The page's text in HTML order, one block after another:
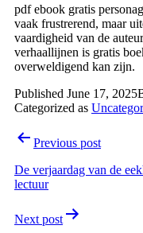
pdf ebook gratis
vaak frustrerend, maar
vaardigheid van de
verhaallijnen is gratis
overweldigend kan zijn.
Published June 17, 2025
Categorized as
Post
navigation
Previous post
De verjaardag van de
lectuur
Next post